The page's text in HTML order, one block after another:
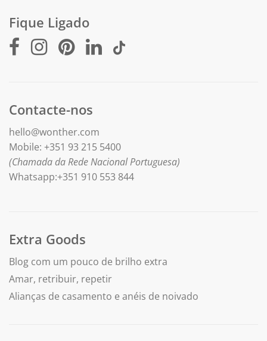
Fique Ligado
Contacte-nos
hello@wonther.com
Mobile: +351 93 215 5400
(Chamada da Rede Nacional Portuguesa)
Whatsapp:+351 910 553 844
Extra Goods
Blog com um pouco de brilho extra
Amar, retribuir, repetir
Alianças de casamento e anéis de noivado